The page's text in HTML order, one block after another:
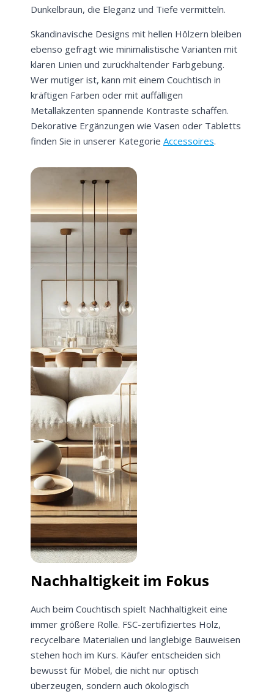
Dunkelbraun, die Eleganz und Tiefe vermitteln.
Skandinavische Designs mit hellen Hölzern bleiben
ebenso gefragt wie minimalistische Varianten mit
klaren Linien und zurückhaltender Farbgebung.
Wer mutiger ist, kann mit einem Couchtisch in
kräftigen Farben oder mit auffälligen
Metallakzenten spannende Kontraste schaffen.
Dekorative Ergänzungen wie Vasen oder Tabletts
finden Sie in unserer Kategorie Accessoires.
Nachhaltigkeit im Fokus
Auch beim Couchtisch spielt Nachhaltigkeit eine
immer größere Rolle. FSC-zertifiziertes Holz,
recycelbare Materialien und langlebige Bauweisen
stehen hoch im Kurs. Käufer entscheiden sich
bewusst für Möbel, die nicht nur optisch
überzeugen, sondern auch ökologisch